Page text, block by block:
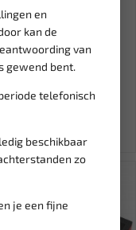
en
kan de
van
gewend bent.
telefonisch
beschikbaar
zo
je een fijne
Leverbaar
Accupool reiniging set
JBM-52621
9,95